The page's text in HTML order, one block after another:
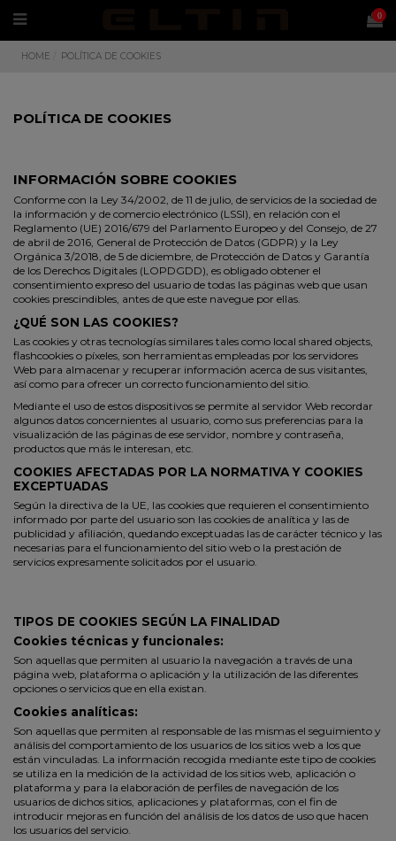
0
HOME POLÍTICA DE COOKIES
POLÍTICA DE COOKIES
INFORMACIÓN SOBRE COOKIES
Conforme con la Ley 34/2002, de 11 de julio, de servicios de la sociedad de
la información y de comercio electrónico (LSSI), en relación con el
Reglamento (UE) 2016/679 del Parlamento Europeo y del Consejo, de 27
de abril de 2016, General de Protección de Datos (GDPR) y la Ley
Orgánica 3/2018, de 5 de diciembre, de Protección de Datos y Garantía
de los Derechos Digitales (LOPDGDD), es obligado obtener el
consentimiento expreso del usuario de todas las páginas web que usan
cookies prescindibles, antes de que este navegue por ellas.
¿QUÉ SON LAS COOKIES?
Las cookies y otras tecnologías similares tales como local shared objects,
flashcookies o píxeles, son herramientas empleadas por los servidores
Web para almacenar y recuperar información acerca de sus visitantes,
así como para ofrecer un correcto funcionamiento del sitio.
Mediante el uso de estos dispositivos se permite al servidor Web recordar
algunos datos concernientes al usuario, como sus preferencias para la
visualización de las páginas de ese servidor, nombre y contraseña,
productos que más le interesan, etc.
COOKIES AFECTADAS POR LA NORMATIVA Y COOKIES
EXCEPTUADAS
Según la directiva de la UE, las cookies que requieren el consentimiento
informado por parte del usuario son las cookies de analítica y las de
publicidad y afiliación, quedando exceptuadas las de carácter técnico y las
necesarias para el funcionamiento del sitio web o la prestación de
servicios expresamente solicitados por el usuario.
TIPOS DE COOKIES SEGÚN LA FINALIDAD
Cookies técnicas y funcionales:
Son aquellas que permiten al usuario la navegación a través de una
página web, plataforma o aplicación y la utilización de las diferentes
opciones o servicios que en ella existan.
Cookies analíticas:
Son aquellas que permiten al responsable de las mismas el seguimiento y
análisis del comportamiento de los usuarios de los sitios web a los que
están vinculadas. La información recogida mediante este tipo de cookies
se utiliza en la medición de la actividad de los sitios web, aplicación o
plataforma y para la elaboración de perfiles de navegación de los
usuarios de dichos sitios, aplicaciones y plataformas, con el fin de
introducir mejoras en función del análisis de los datos de uso que hacen
los usuarios del servicio.